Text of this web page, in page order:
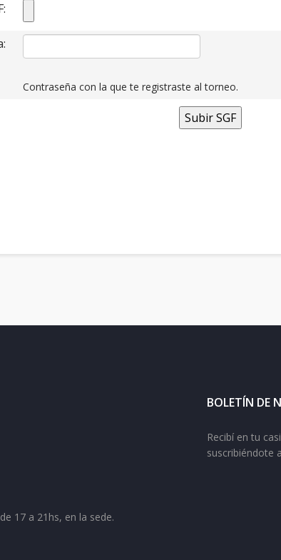
Contraseña con la que te registraste al torneo.
17 a 21hs, en la sede.
BOLETÍN DE
Recibí en tu
suscribiéndote